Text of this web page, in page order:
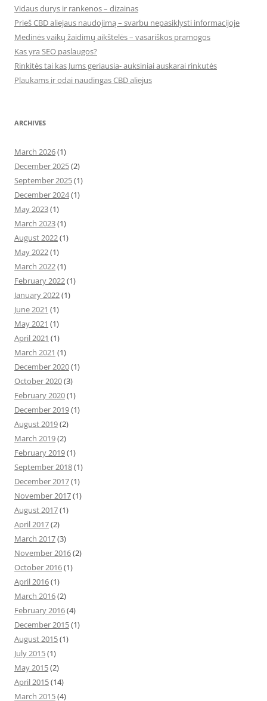
Vidaus durys ir rankenos – dizainas
Prieš CBD aliejaus naudojimą – svarbu nepasiklysti informacijoje
Medinės vaikų žaidimų aikštelės – vasariškos pramogos
Kas yra SEO paslaugos?
Rinkitės tai kas Jums geriausia- auksiniai auskarai rinkutės
Plaukams ir odai naudingas CBD aliejus
ARCHIVES
March 2026(1)
December 2025(2)
September 2025(1)
December 2024(1)
May 2023(1)
March 2023(1)
August 2022(1)
May 2022(1)
March 2022(1)
February 2022(1)
January 2022(1)
June 2021 (1)
May 2021 (1)
April 2021 (1)
March 2021 (1)
December 2020(1)
October 2020(3)
February 2020(1)
December 2019(1)
August 2019(2)
March 2019(2)
February 2019(1)
September 2018(1)
December 2017(1)
November 2017(1)
August 2017(1)
April 2017(2)
March 2017(3)
November 2016(2)
October 2016(1)
April 2016(1)
March 2016(2)
February 2016(4)
December 2015(1)
August 2015(1)
July 2015(1)
May 2015(2)
April 2015(14)
March 2015(4)